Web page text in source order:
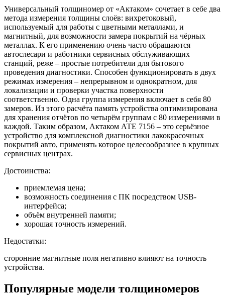
Универсальный толщиномер от «Актаком» сочетает в себе два
метода измерения толщины слоёв: вихретоковый,
используемый для работы с цветными металлами, и
магнитный, для возможности замера покрытий на чёрных
металлах. К его применению очень часто обращаются
автослесари и работники сервисных обслуживающих
станций, реже – простые потребители для бытового
проведения диагностики. Способен функционировать в двух
режимах измерения – непрерывном и однократном, для
локализации и проверки участка поверхности
соответственно. Одна группа измерения включает в себя 80
замеров. Из этого расчёта память устройства оптимизирована
для хранения отчётов по четырём группам с 80 измерениями в
каждой. Таким образом, Актаком АТЕ 7156 – это серьёзное
устройство для комплексной диагностики лакокрасочных
покрытий авто, применять которое целесообразнее в крупных
сервисных центрах.
Достоинства:
приемлемая цена;
возможность соединения с ПК посредством USB-
интерфейса;
объём внутренней памяти;
хорошая точность измерений.
Недостатки:
сторонние магнитные поля негативно влияют на точность
устройства.
Популярные модели толщиномеров